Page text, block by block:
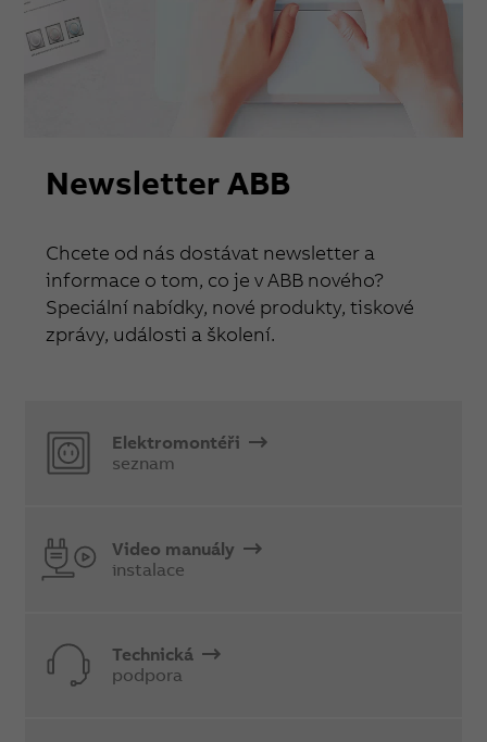
Newsletter ABB
Chcete od nás dostávat newsletter a
informace o tom, co je v ABB nového?
Speciální nabídky, nové produkty, tiskové
zprávy, události a školení.
Elektromontéři
seznam
Video manuály
instalace
Technická
podpora